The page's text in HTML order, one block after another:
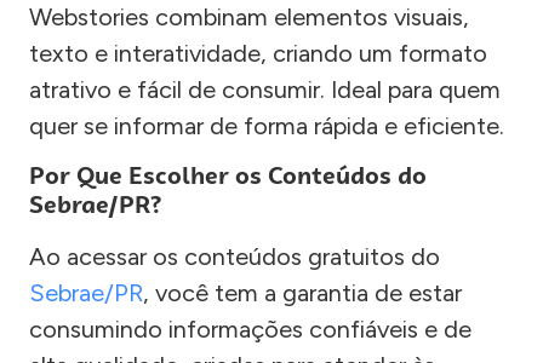
Webstories combinam elementos visuais,
texto e interatividade, criando um formato
atrativo e fácil de consumir. Ideal para quem
quer se informar de forma rápida e eficiente.
Por Que Escolher os Conteúdos do
Sebrae/PR?
Ao acessar os conteúdos gratuitos do
Sebrae/PR, você tem a garantia de estar
consumindo informações confiáveis e de